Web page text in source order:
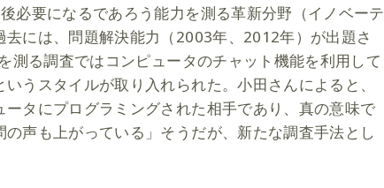
必要になるであろう能力を測る革新分野（イノベーテ
去には、問題解決能力（2003年、2012年）が出題さ
測る調査ではコンピュータのチャット機能を利用して
うスタイルが取り入れられた。小田さんによると、
ータにプログラミングされた相手であり、真の意味で
声も上がっている」そうだが、新たな調査手法とし